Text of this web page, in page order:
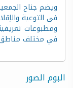
ويضم جناح
في التوعية
ومطبوعات
في مختلف مناطق
البوم الصور